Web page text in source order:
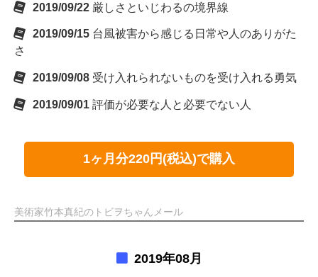
2019/09/22 厳しさといじわるの境界線
2019/09/15 台風被害から感じる日常や人のありがた
さ
2019/09/08 受け入れられないものを受け入れる勇気
2019/09/01 評価が必要な人と必要でない人
1ヶ月分220円(税込)で購入
美術家竹本真紀のトビヲちゃんメール
2019年08月